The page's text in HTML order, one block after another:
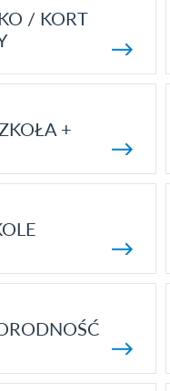
/ KORT
+